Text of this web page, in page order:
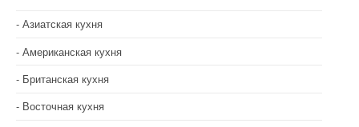
Азиатская кухня
Американская кухня
Британская кухня
Восточная кухня